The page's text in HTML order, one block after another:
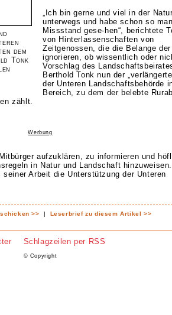
dem
Tonk
„Ich bin gerne und viel in der
unterwegs und habe schon so
Missstand gese-hen“, berichtete
von Hinterlassenschaften von
Zeitgenossen, die die Belange
ignorieren, ob wissentlich oder
Vorschlag des
Berthold Tonk nun der
der Unteren Landschaftsbehörde
Bereich, zu dem der belebte
zählt.
Werbung
aufzuklären, zu informieren und
in Natur und Landschaft hinzuweisen.
Arbeit die Unterstützung der Unteren
>> | Leserbrief zu diesem Artikel >>
Schlagzeilen per RSS
© Copyright